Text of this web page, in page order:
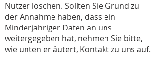
Nutzer löschen. Sollten Sie Grund zu
der Annahme haben, dass ein
Minderjähriger Daten an uns
weitergegeben hat, nehmen Sie bitte,
wie unten erläutert, Kontakt zu uns auf.